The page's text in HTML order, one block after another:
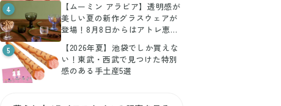
4
【ムーミン アラビア】透明感が
美しい夏の新作グラスウェアが
登場！8月8日からはアトレ恵比
5
【2026年夏】池袋でしか買えな
い！東武・西武で見つけた特別
感のある手土産5選